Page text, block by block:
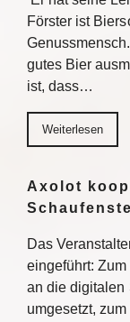
Förster ist
gutes Bier
ist, dass…
Weiterlesen
Axolot
Das
eingeführt:
an die digitalen
umgesetzt,